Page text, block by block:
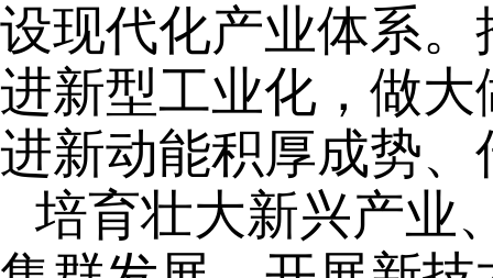
设现代化产业体系
进新型工业化，做
进新动能积厚成势
培育壮大新兴产业